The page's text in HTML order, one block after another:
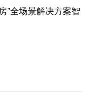
”全场景解决方案智